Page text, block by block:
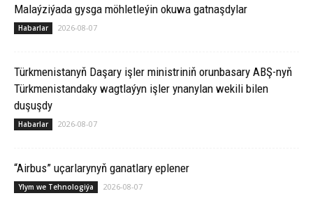
Malaýziýada gysga möhletleýin okuwa gatnaşdylar
Habarlar 2026-08-07
Türkmenistanyň Daşary işler ministriniň orunbasary ABŞ-nyň
Türkmenistandaky wagtlaýyn işler ynanylan wekili bilen
duşuşdy
Habarlar 2026-08-07
“Airbus” uçarlarynyň ganatlary eplener
Ylym we Tehnologiýa 2026-08-07